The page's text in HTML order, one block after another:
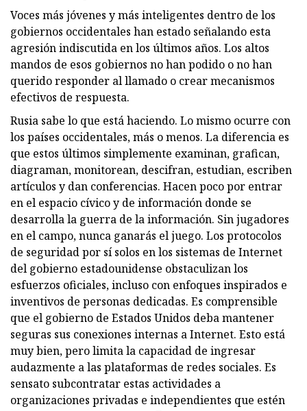
Voces más jóvenes y más inteligentes dentro de los
gobiernos occidentales han estado señalando esta
agresión indiscutida en los últimos años. Los altos
mandos de esos gobiernos no han podido o no han
querido responder al llamado o crear mecanismos
efectivos de respuesta.
Rusia sabe lo que está haciendo. Lo mismo ocurre con
los países occidentales, más o menos. La diferencia es
que estos últimos simplemente examinan, grafican,
diagraman, monitorean, descifran, estudian, escriben
artículos y dan conferencias. Hacen poco por entrar
en el espacio cívico y de información donde se
desarrolla la guerra de la información. Sin jugadores
en el campo, nunca ganarás el juego. Los protocolos
de seguridad por sí solos en los sistemas de Internet
del gobierno estadounidense obstaculizan los
esfuerzos oficiales, incluso con enfoques inspirados e
inventivos de personas dedicadas. Es comprensible
que el gobierno de Estados Unidos deba mantener
seguras sus conexiones internas a Internet. Esto está
muy bien, pero limita la capacidad de ingresar
audazmente a las plataformas de redes sociales. Es
sensato subcontratar estas actividades a
organizaciones privadas e independientes que estén